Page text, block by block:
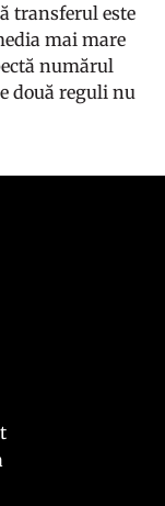
transferul este
mai mare
numărul
două reguli nu